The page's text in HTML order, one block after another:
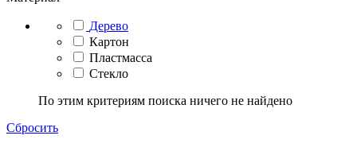
Дерево
Картон
Пластмасса
Стекло
По этим критериям поиска ничего не найдено
Сбросить